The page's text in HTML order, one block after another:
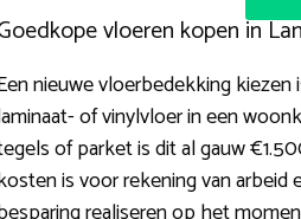
vloeren kopen in
nieuwe vloerbedekking
of vinylvloer in een
of parket is dit al gauw
is voor rekening van arbeid